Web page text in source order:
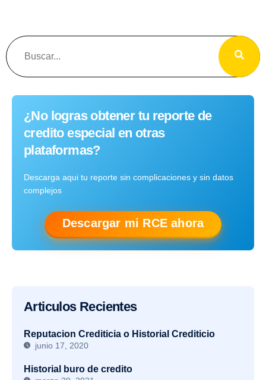
¿No logras obtener tu reporte de
credito especial en otras
plataformas?
Descarga aqui tu reporte sin complicaciones y sin datos
complejos
Descargar mi RCE ahora
Articulos Recientes
Reputacion Crediticia o Historial Crediticio
junio 17, 2020
Historial buro de credito